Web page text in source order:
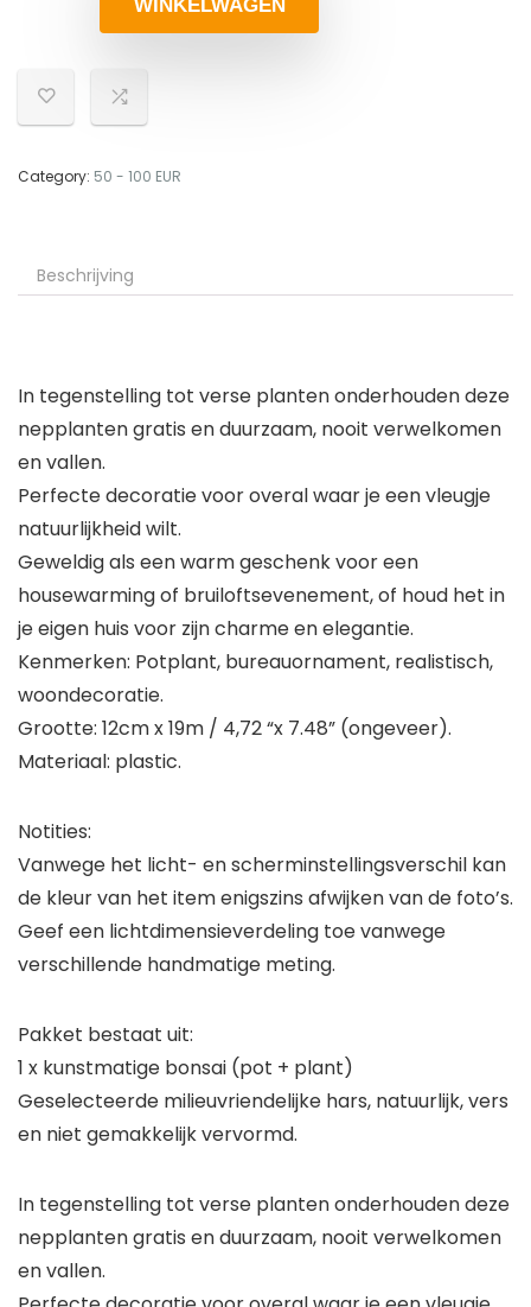
WINKELWAGEN
Category: 50 - 100 EUR
Beschrijving
In tegenstelling tot verse planten onderhouden deze
nepplanten gratis en duurzaam, nooit verwelkomen
en vallen.
Perfecte decoratie voor overal waar je een vleugje
natuurlijkheid wilt.
Geweldig als een warm geschenk voor een
housewarming of bruiloftsevenement, of houd het in
je eigen huis voor zijn charme en elegantie.
Kenmerken: Potplant, bureauornament, realistisch,
woondecoratie.
Grootte: 12cm x 19m / 4,72 “x 7.48” (ongeveer).
Materiaal: plastic.
Notities:
Vanwege het licht- en scherminstellingsverschil kan
de kleur van het item enigszins afwijken van de foto’s.
Geef een lichtdimensieverdeling toe vanwege
verschillende handmatige meting.
Pakket bestaat uit:
1 x kunstmatige bonsai (pot + plant)
Geselecteerde milieuvriendelijke hars, natuurlijk, vers
en niet gemakkelijk vervormd.
In tegenstelling tot verse planten onderhouden deze
nepplanten gratis en duurzaam, nooit verwelkomen
en vallen.